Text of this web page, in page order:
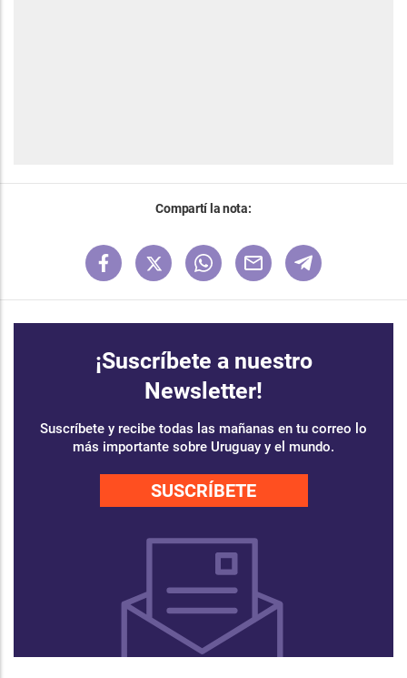
Compartí la nota:
¡Suscríbete a nuestro
Newsletter!
Suscríbete y recibe todas las mañanas en tu correo lo
más importante sobre Uruguay y el mundo.
SUSCRÍBETE